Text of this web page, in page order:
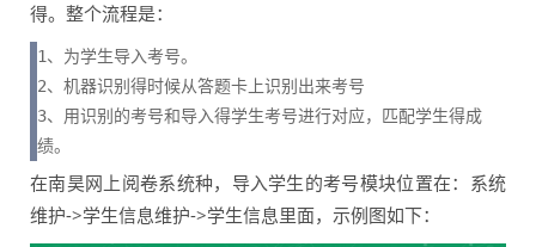
得。整个流程是：
1、为学生导入考号。
2、机器识别得时候从答题卡上识别出来考号
3、用识别的考号和导入得学生考号进行对应，匹配学生得成
绩。
在南昊网上阅卷系统种，导入学生的考号模块位置在：系统
维护->学生信息维护->学生信息里面，示例图如下：